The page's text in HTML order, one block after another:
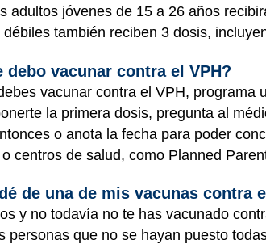
adultos jóvenes de 15 a 26 años
débiles también reciben 3 dosis,
debo vacunar contra el VPH?
vacunar contra el VPH, programa
la primera dosis, pregunta al
o anota la fecha para poder
centros de salud, como Planned
de una de mis vacunas contra
y no todavía no te has vacunado
personas que no se hayan puesto